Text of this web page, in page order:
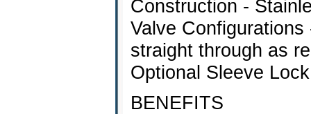
Construction -
Valve
straight through as
Optional Sleeve
BENEFITS